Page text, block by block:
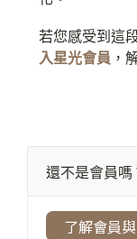
若您感受到這
入星光會員 ，
還不是會員嗎
了解會員